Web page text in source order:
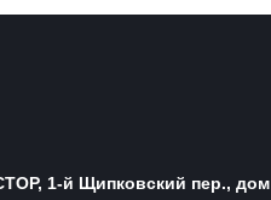
1-й Щипковский пер., дом